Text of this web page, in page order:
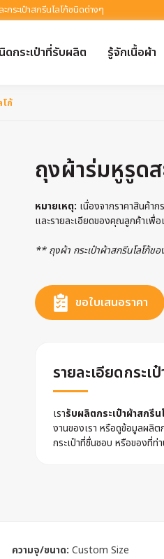
กระเป๋าสกรีนโลโก้ชนิดต่างๆ
ดกระเป๋าที่รับผลิต รู้จักเนื้อผ้า
ก้
ถุงผ้าร่มหูรูด
หมายเหตุ: เนื่องจากราคาสินค้า
และรายละเอียดของคุณลูกค้าเพื่
** ถุงผ้า กระเป๋าผ้าสกรีนโลโก้
ขอใบเสนอราคา
รายละเอียดกระเ
เรารับผลิตกระเป๋าผ้าสกรีน
งานของเรา หรือดูข้อมูลผลิต
กระเป๋าที่ชื่นชอบ หรือของที่ท่
ความจุ/ขนาด: Custom Size